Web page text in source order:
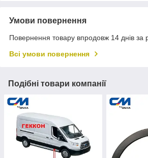
Умови повернення
Повернення товару впродовж 14 днів за
Всі умови повернення
Подібні товари компанії